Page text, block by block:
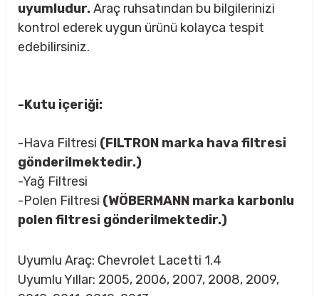
Rulman
uyumludur.Araç ruhsatından bu bilgilerinizi
kontrol ederek uygun ürünü kolayca tespit
edebilirsiniz.
-Kutu içeriği:
-Hava Filtresi (FILTRON marka hava filtresi
gönderilmektedir.)
-Yağ Filtresi
-Polen Filtresi (WÖBERMANN marka karbonlu
polen filtresi gönderilmektedir.)
Uyumlu Araç: Chevrolet Lacetti 1.4
Uyumlu Yıllar: 2005, 2006, 2007, 2008, 2009,